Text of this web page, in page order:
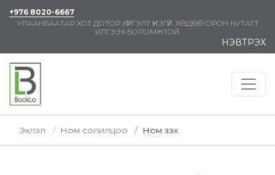
+976 8020-6667
УЛААНБААТАР ХОТ ДОТОР ХҮРГЭЛТ ҮНЭГҮЙ. ХӨДӨӨ ОРОН НУТАГТ
ИЛГЭЭХ БОЛОМЖТОЙ.
НЭВТРЭХ
Эхлэл Ном солилцоо Ном үзэх